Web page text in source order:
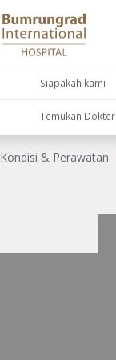
Siapakah kami
Temukan Dokter
Kondisi & Perawatan